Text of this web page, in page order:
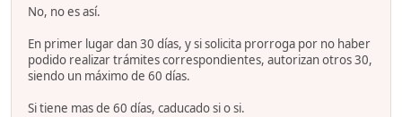
No, no es así.
En primer lugar dan 30 días, y si solicita prorroga por no haber
podido realizar trámites correspondientes, autorizan otros 30,
siendo un máximo de 60 días.
Si tiene mas de 60 días, caducado si o si.